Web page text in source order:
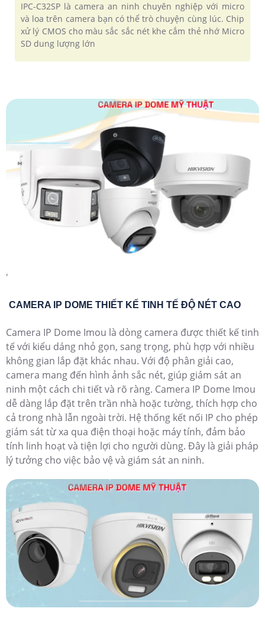
IPC-C32SP là camera an ninh chuyên nghiệp với micro
và loa trên camera bạn có thể trò chuyện cùng lúc. Chip
xử lý CMOS cho màu sắc sắc nét khe cắm thẻ nhớ Micro
SD dung lượng lớn
'
CAMERA IP DOME THIẾT KẾ TINH TẾ ĐỘ NÉT CAO
Camera IP Dome Imou là dòng camera được thiết kế tinh
tế với kiểu dáng nhỏ gọn, sang trọng, phù hợp với nhiều
không gian lắp đặt khác nhau. Với độ phân giải cao,
camera mang đến hình ảnh sắc nét, giúp giám sát an
ninh một cách chi tiết và rõ ràng. Camera IP Dome Imou
dễ dàng lắp đặt trên trần nhà hoặc tường, thích hợp cho
cả trong nhà lẫn ngoài trời. Hệ thống kết nối IP cho phép
giám sát từ xa qua điện thoại hoặc máy tính, đảm bảo
tính linh hoạt và tiện lợi cho người dùng. Đây là giải pháp
lý tưởng cho việc bảo vệ và giám sát an ninh.